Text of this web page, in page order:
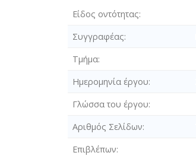
Είδος οντότητας
Συγγραφέας
Τμήμα
Ημερομηνία έργου
Γλώσσα του έργου
Αριθμός Σελίδων
Επιβλέπων